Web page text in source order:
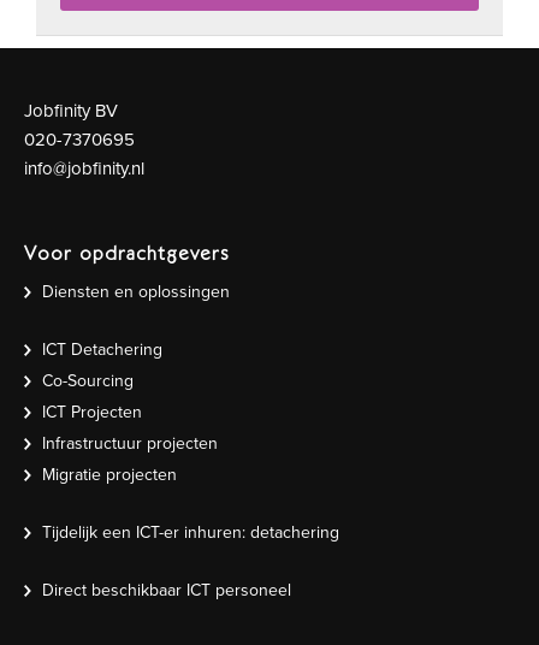
Jobfinity BV
020-7370695
info@jobfinity.nl
Voor opdrachtgevers
Diensten en oplossingen
ICT Detachering
Co-Sourcing
ICT Projecten
Infrastructuur projecten
Migratie projecten
Tijdelijk een ICT-er inhuren: detachering
Direct beschikbaar ICT personeel